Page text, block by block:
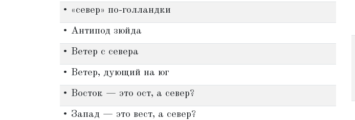
• «север» по-голландки
• Антипод зюйда
• Ветер с севера
• Ветер, дующий на юг
• Восток — это ост, а север?
• Запад — это вест, а север?